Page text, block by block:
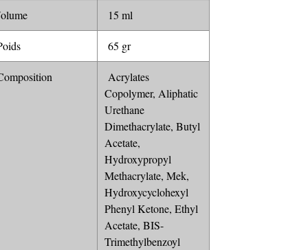
15 ml
65 gr
Acrylates
Copolymer, Aliphatic
Urethane
Dimethacrylate, Butyl
Acetate,
Hydroxypropyl
Methacrylate, Mek,
Hydroxycyclohexyl
Phenyl Ketone, Ethyl
Acetate, BIS-
Trimethylbenzoyl